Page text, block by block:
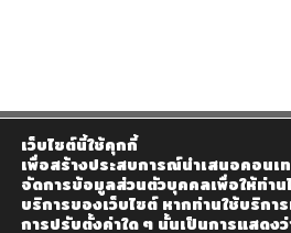
เว็บไซต์นี้ใช้คุกกี้
เพื่อสร้างประสบการณ์นำเสนอคอนเ
จัดการข้อมูลส่วนตัวบุคคลเพื่อให้ท่า
บริการของเว็บไซต์ หากท่านใช้บริกา
การปรับตั้งค่าใด ๆ นั้นเป็นการแสด